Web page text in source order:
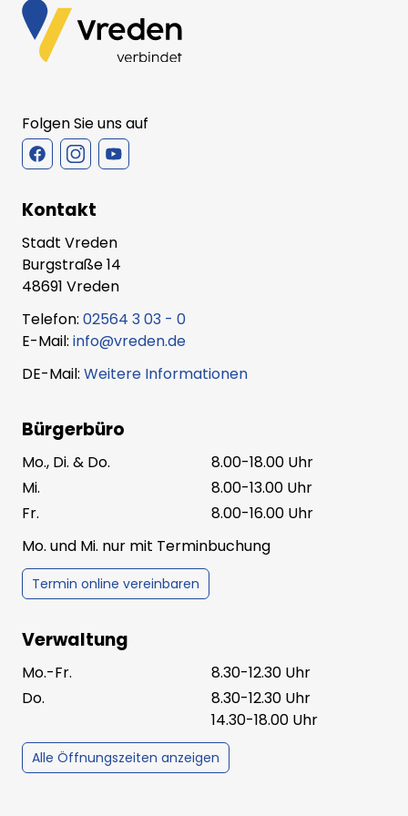
Folgen Sie uns auf
Kontakt
Stadt Vreden
Burgstraße 14
48691 Vreden
Telefon: 02564 3 03 - 0
E-Mail: info@vreden.de
DE-Mail: Weitere Informationen
Bürgerbüro
Mo., Di. & Do.
8.00-18.00 Uhr
Mi.
8.00-13.00 Uhr
Fr.
8.00-16.00 Uhr
Mo. und Mi. nur mit Terminbuchung
Termin online vereinbaren
Verwaltung
Mo.-Fr.
8.30-12.30 Uhr
Do.
8.30-12.30 Uhr
14.30-18.00 Uhr
Alle Öffnungszeiten anzeigen